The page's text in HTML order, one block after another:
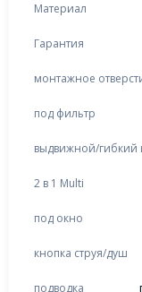
Материал
Гарантия
монтажное
под фильтр
выдвижной/гибкий
2 в 1 Multi
под окно
кнопка струя/душ
подводка